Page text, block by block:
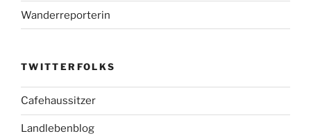
Wanderreporterin
TWITTERFOLKS
Cafehaussitzer
Landlebenblog